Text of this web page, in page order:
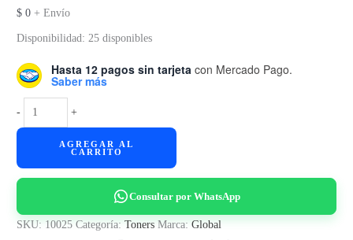
$ 0 + Envío
Disponibilidad: 25 disponibles
Hasta 12 pagos sin tarjeta con Mercado Pago.
Saber más
-
Cart.
Toner
ML-
+
AGREGAR AL
CARRITO
Consultar por WhatsApp
SKU: 10025 Categoría:Toners Marca:Global